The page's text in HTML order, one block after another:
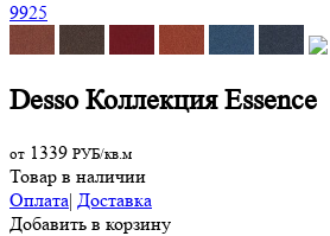
9925
Desso Коллекция Essence
от 1339 РУБ/кв.м
Товар в наличии
Оплата| Доставка
Добавить в корзину